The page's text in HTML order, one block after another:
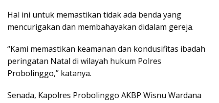
Hal ini untuk memastikan tidak ada benda yang
mencurigakan dan membahayakan didalam gereja.
“Kami memastikan keamanan dan kondusifitas ibadah
peringatan Natal di wilayah hukum Polres
Probolinggo,” katanya.
Senada, Kapolres Probolinggo AKBP Wisnu Wardana